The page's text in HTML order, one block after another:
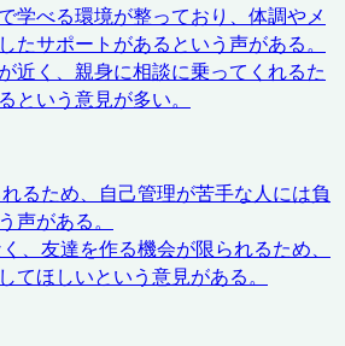
学べる環境が整っており、体調やメ
たサポートがあるという声がある。
近く、親身に相談に乗ってくれるた
という意見が多い。
るため、自己管理が苦手な人には負
声がある。
、友達を作る機会が限られるため、
てほしいという意見がある。